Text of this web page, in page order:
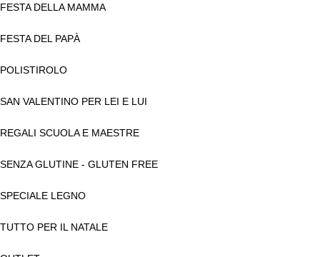
FESTA DELLA MAMMA
FESTA DEL PAPÀ
POLISTIROLO
SAN VALENTINO PER LEI E LUI
REGALI SCUOLA E MAESTRE
SENZA GLUTINE - GLUTEN FREE
SPECIALE LEGNO
TUTTO PER IL NATALE